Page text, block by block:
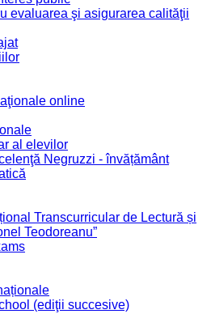
evaluarea şi asigurarea calităţii
online
al elevilor
Negruzzi - învățământ
Transcurricular de Lectură și
Teodoreanu”
(ediţii succesive)